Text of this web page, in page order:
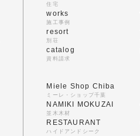
住宅
works
施工事例
resort
別荘
catalog
資料請求
Miele Shop Chiba
ミーレ・ショップ千葉
NAMIKI MOKUZAI
並木木材
RESTAURANT
ハイドアンドシーク